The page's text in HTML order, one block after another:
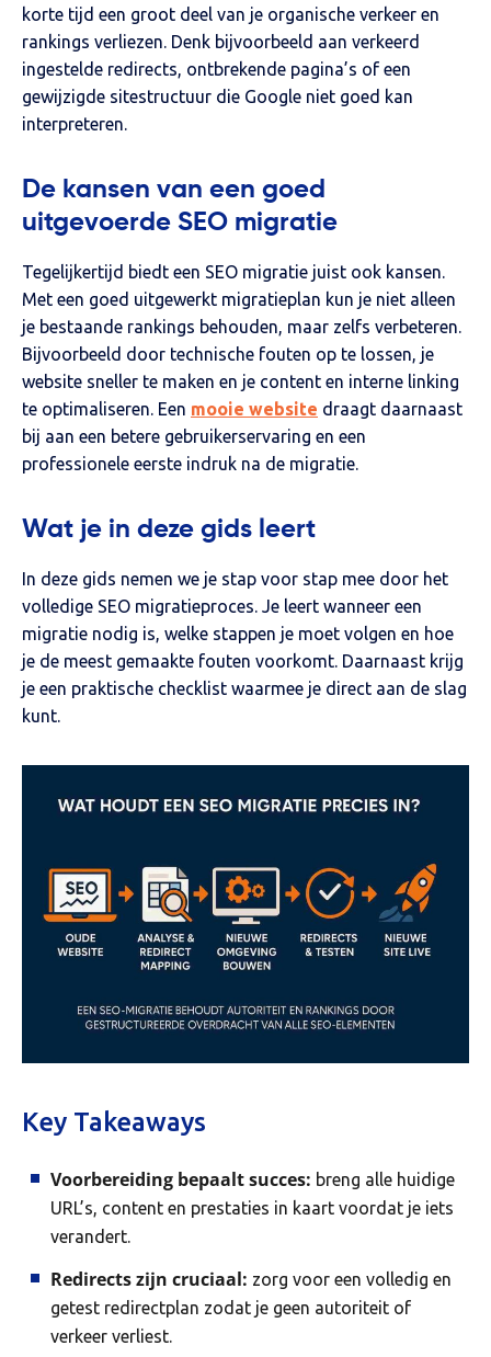
korte tijd een groot deel van je organische verkeer en
rankings verliezen. Denk bijvoorbeeld aan verkeerd
ingestelde redirects, ontbrekende pagina’s of een
gewijzigde sitestructuur die Google niet goed kan
interpreteren.
De kansen van een goed
uitgevoerde SEO migratie
Tegelijkertijd biedt een SEO migratie juist ook kansen.
Met een goed uitgewerkt migratieplan kun je niet alleen
je bestaande rankings behouden, maar zelfs verbeteren.
Bijvoorbeeld door technische fouten op te lossen, je
website sneller te maken en je content en interne linking
te optimaliseren. Een mooie website draagt daarnaast
bij aan een betere gebruikerservaring en een
professionele eerste indruk na de migratie.
Wat je in deze gids leert
In deze gids nemen we je stap voor stap mee door het
volledige SEO migratieproces. Je leert wanneer een
migratie nodig is, welke stappen je moet volgen en hoe
je de meest gemaakte fouten voorkomt. Daarnaast krijg
je een praktische checklist waarmee je direct aan de slag
kunt.
Key Takeaways
Voorbereiding bepaalt succes: breng alle huidige
URL’s, content en prestaties in kaart voordat je iets
verandert.
Redirects zijn cruciaal: zorg voor een volledig en
getest redirectplan zodat je geen autoriteit of
verkeer verliest.